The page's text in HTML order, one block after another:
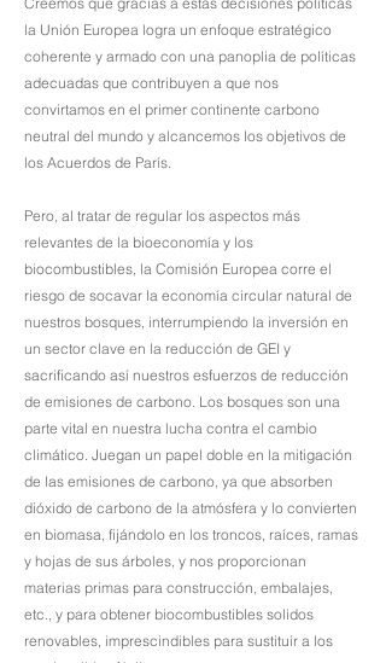
la Unión Europea logra un enfoque estratégico
coherente y armado con una panoplia de políticas
adecuadas que contribuyen a que nos
convirtamos en el primer continente carbono
neutral del mundo y alcancemos los objetivos de
los Acuerdos de París.
Pero, al tratar de regular los aspectos más
relevantes de la bioeconomía y los
biocombustibles, la Comisión Europea corre el
riesgo de socavar la economía circular natural de
nuestros bosques, interrumpiendo la inversión en
un sector clave en la reducción de GEI y
sacrificando así nuestros esfuerzos de reducción
de emisiones de carbono. Los bosques son una
parte vital en nuestra lucha contra el cambio
climático. Juegan un papel doble en la mitigación
de las emisiones de carbono, ya que absorben
dióxido de carbono de la atmósfera y lo convierten
en biomasa, fijándolo en los troncos, raíces, ramas
y hojas de sus árboles, y nos proporcionan
materias primas para construcción, embalajes,
etc., y para obtener biocombustibles solidos
renovables, imprescindibles para sustituir a los